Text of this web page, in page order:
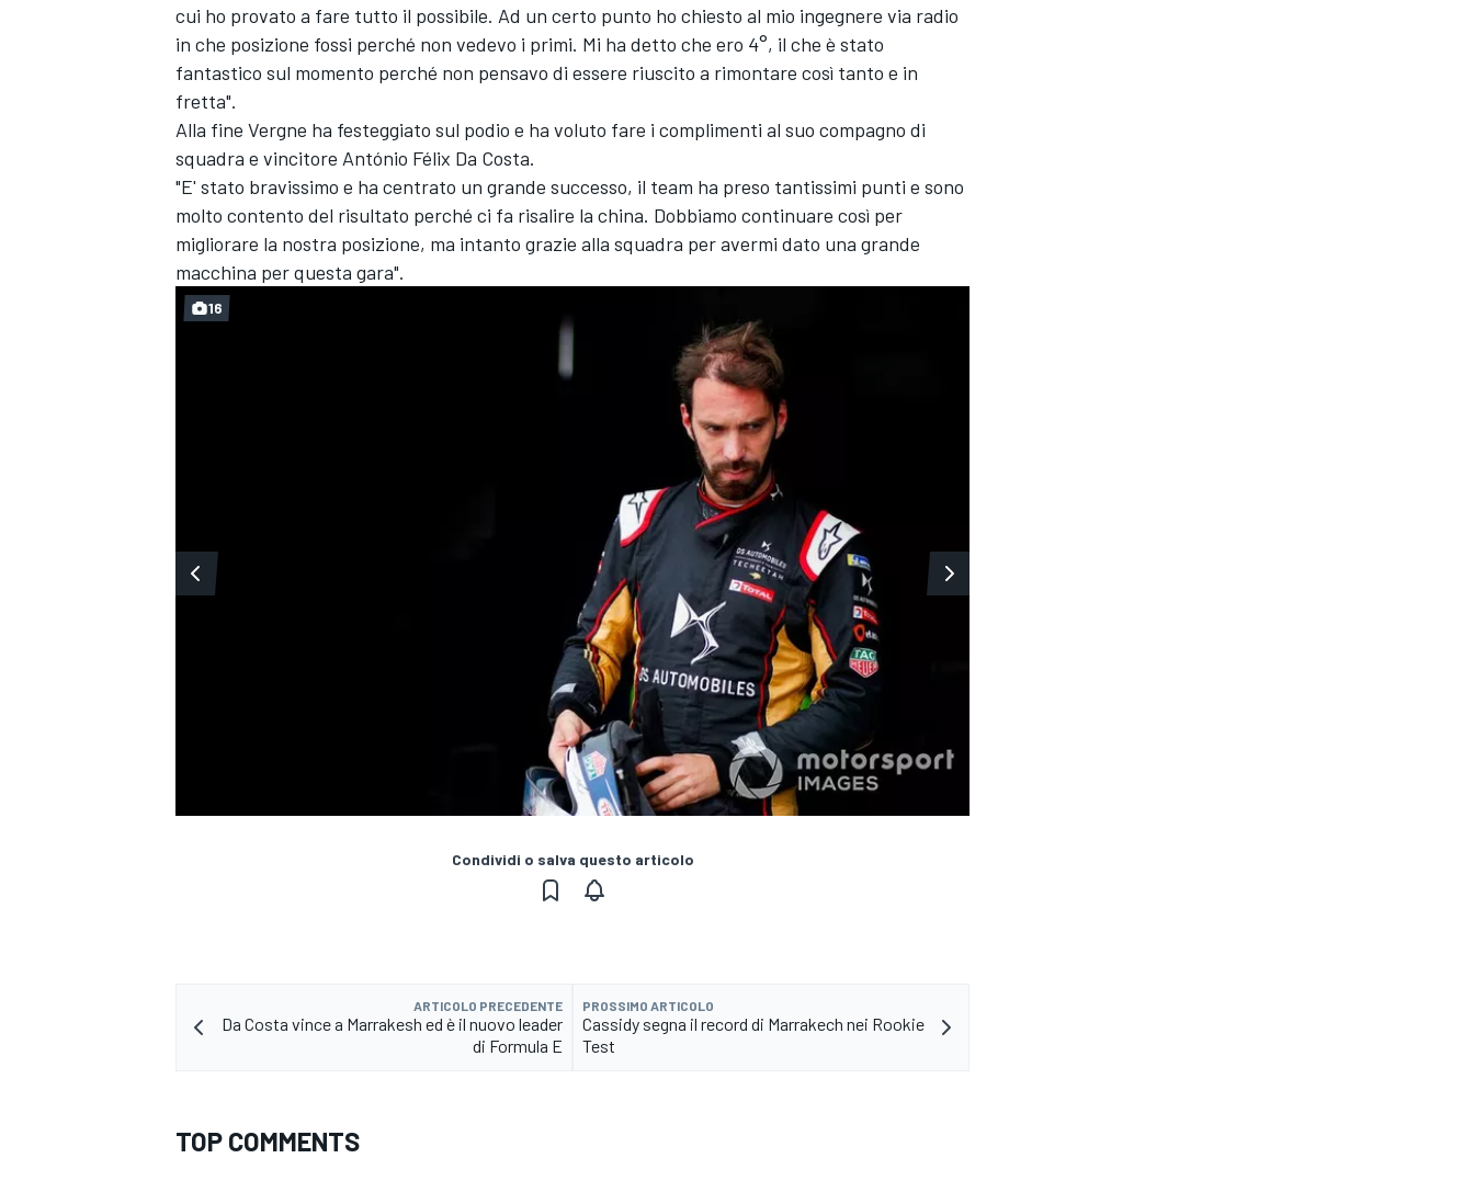
ENDURANCE/GT
cui ho provato a fare tutto il possibile. Ad un certo punto ho chiesto al mio ingegnere via radio
in che posizione fossi perché non vedevo i primi. Mi ha detto che ero 4°, il che è stato
fantastico sul momento perché non pensavo di essere riuscito a rimontare così tanto e in
fretta".
Alla fine Vergne ha festeggiato sul podio e ha voluto fare i complimenti al suo compagno di
squadra e vincitore António Félix Da Costa.
"E' stato bravissimo e ha centrato un grande successo, il team ha preso tantissimi punti e sono
molto contento del risultato perché ci fa risalire la china. Dobbiamo continuare così per
migliorare la nostra posizione, ma intanto grazie alla squadra per avermi dato una grande
macchina per questa gara".
16
Condividi o salva questo articolo
ARTICOLO PRECEDENTE
Da Costa vince a Marrakesh ed è il nuovo leader
di Formula E
PROSSIMO ARTICOLO
Cassidy segna il record di Marrakech nei Rookie
Test
TOP COMMENTS